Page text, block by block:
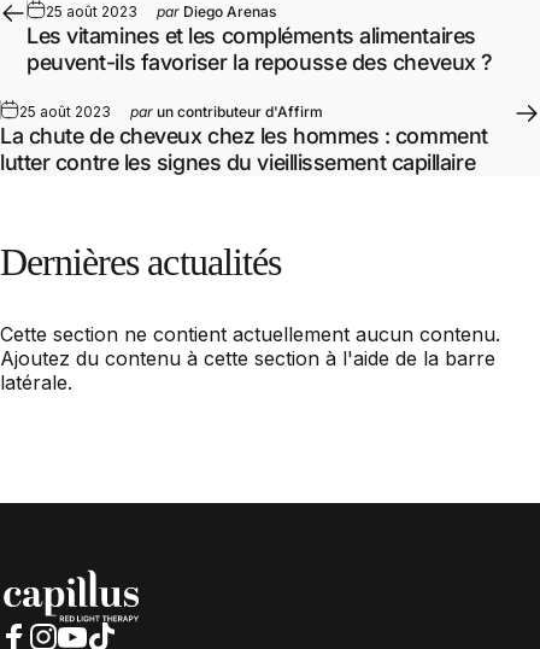
25 août 2023 par Diego Arenas
Les vitamines et les compléments alimentaires
peuvent-ils favoriser la repousse des cheveux ?
25 août 2023 par un contributeur d'Affirm
La chute de cheveux chez les hommes : comment
lutter contre les signes du vieillissement capillaire
Dernières actualités
Cette section ne contient actuellement aucun contenu.
Ajoutez du contenu à cette section à l'aide de la barre
latérale.
Capillus